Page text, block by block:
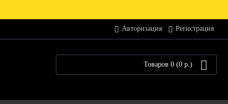
Авторизация Регистрация
Товаров 0 (0 р.)